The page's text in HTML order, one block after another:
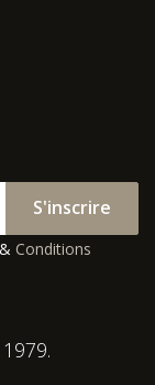
S'inscrire
& Conditions